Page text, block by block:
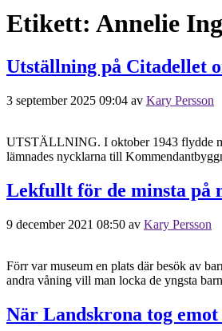
Etikett: Annelie
Utställning på Citadellet
3 september 2025 09:04 av Kary Persson
UTSTÄLLNING. I oktober 1943 flydde
lämnades nycklarna till
Lekfullt för de minsta på
9 december 2021 08:50 av Kary Persson
Förr var museum en plats där besök av
andra våning vill man locka de yngsta
När Landskrona tog